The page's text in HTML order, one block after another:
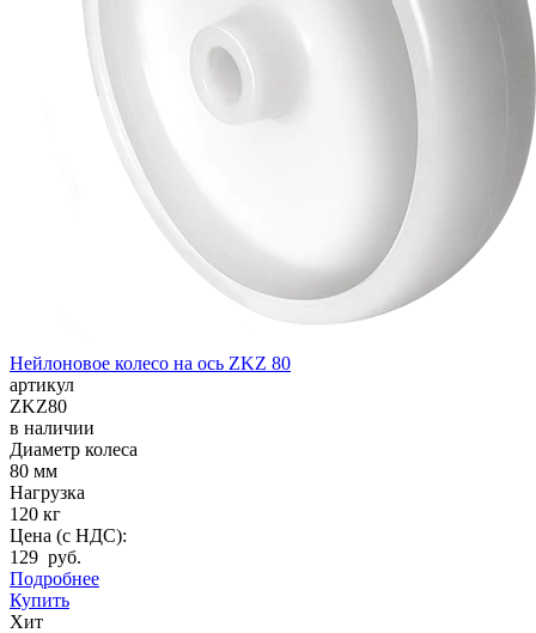
Нейлоновое колесо на ось ZKZ 80
артикул
ZKZ80
в наличии
Диаметр колеса
80 мм
Нагрузка
120 кг
Цена (с НДС):
129 руб.
Подробнее
Купить
Хит